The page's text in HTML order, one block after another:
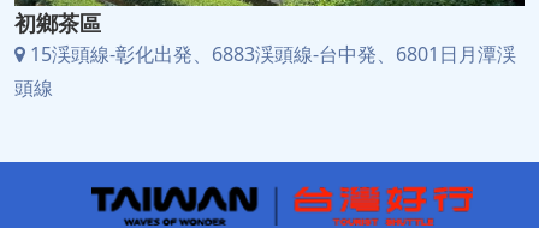
初鄉茶區
15渓頭線-彰化出発、6883渓頭線-台中発、6801日月潭渓
頭線